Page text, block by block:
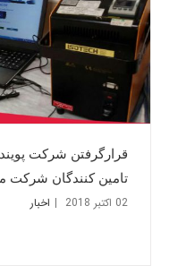
قرارگرفتن شرکت
تامین کنندگان شرکت
02 اکتبر 2018 | اخبار